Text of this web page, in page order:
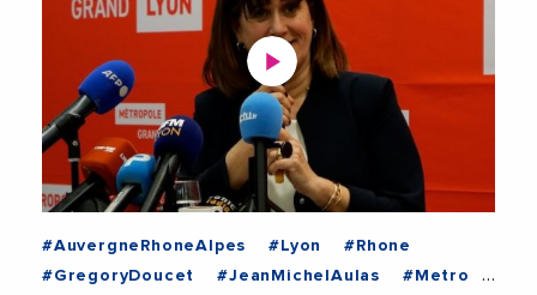
#AuvergneRhoneAlpes #Lyon
#Rhone
#GregoryDoucet
#JeanMichelAulas
#Metro